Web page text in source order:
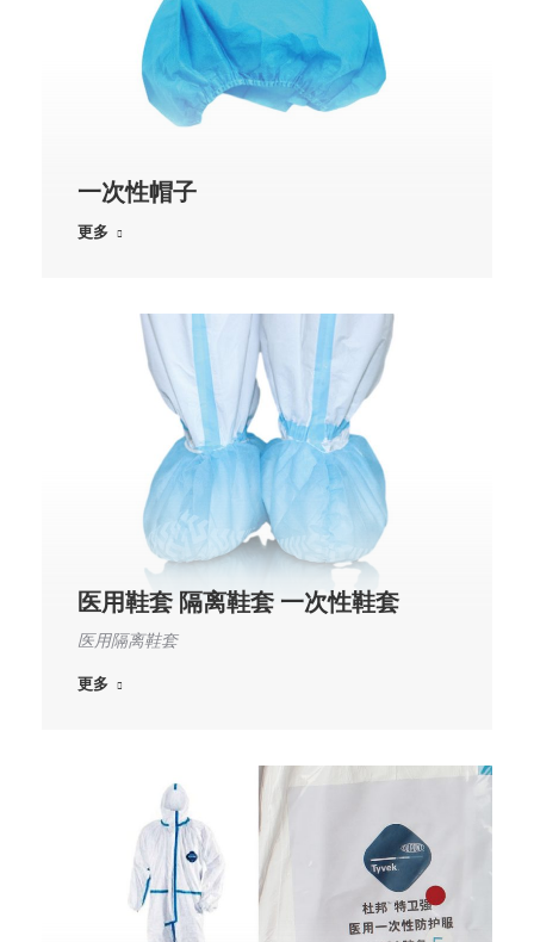
一次性帽子
更多
医用鞋套 隔离鞋套 一次性鞋套
医用隔离鞋套
更多